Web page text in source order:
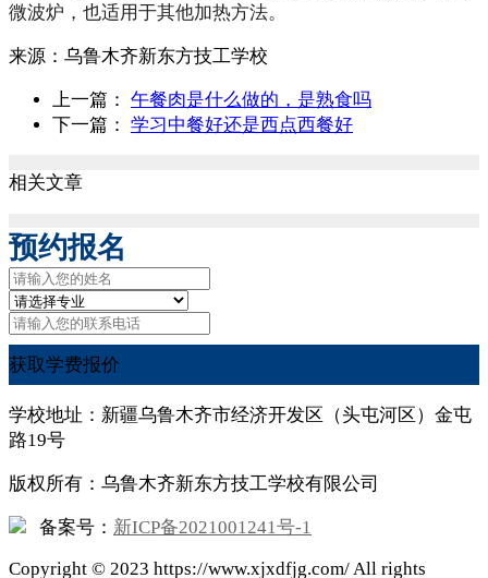
微波炉，也适用于其他加热方法。
来源： 乌鲁木齐新东方技工学校
上一篇： 午餐肉是什么做的，是熟食吗
下一篇： 学习中餐好还是西点西餐好
相关文章
预约报名
获取学费报价
学校地址：新疆乌鲁木齐市经济开发区（头屯河区）金屯
路19号
版权所有：乌鲁木齐新东方技工学校有限公司
备案号： 新ICP备2021001241号-1
Copyright © 2023 https://www.xjxdfjg.com/ All rights